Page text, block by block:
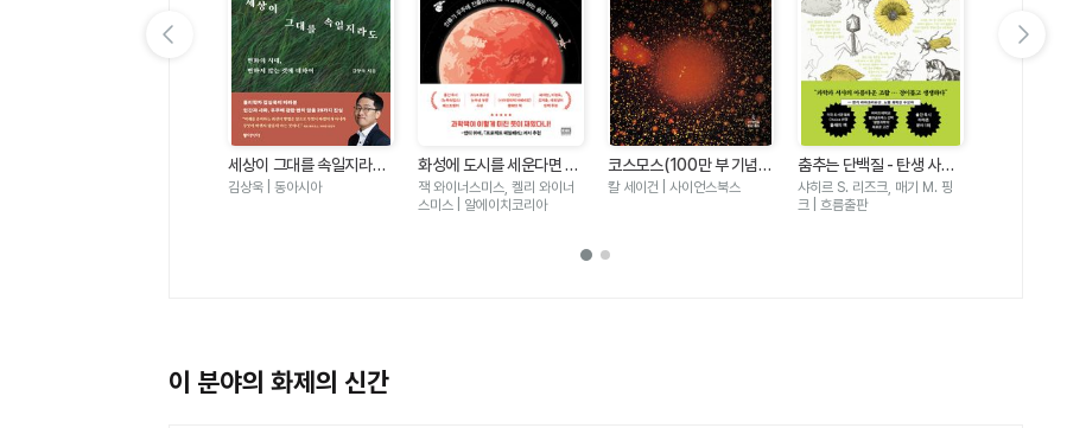
세상이 그대를 속일지라도
- 변화의 시대 변하지 않는
김상욱 | 동아시아
화성에 도시를 세운다면 -
인류가 우주에 진출하려면
꼭 해결해야 하는 숨은 난제
잭 와이너스미스, 켈리 와이너
스미스 | 알에이치코리아
코스모스(100만 부 기념
판)
칼 세이건 | 사이언스북스
춤추는 단백질 - 탄생 사랑
변신 그리고 죽음을 순환하
는 생명의 과학
샤히르 S. 리즈크, 매기 M. 핑
크 | 흐름출판
이 분야의 화제의 신간